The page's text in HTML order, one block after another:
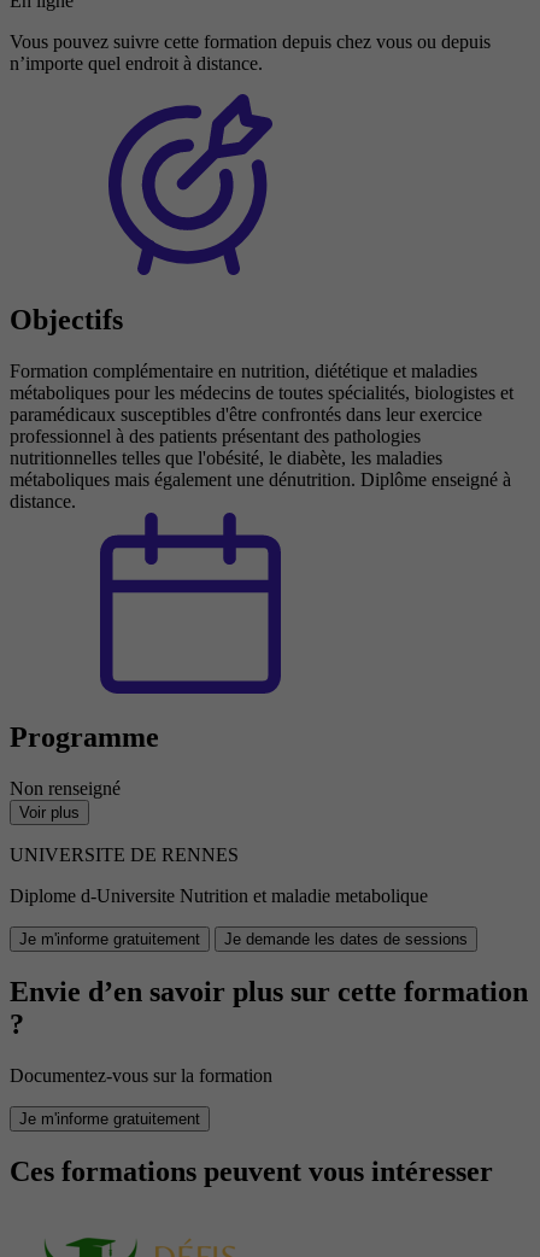
Vous pouvez suivre cette formation depuis chez vous ou depuis
n’importe quel endroit à distance.
Objectifs
Formation complémentaire en nutrition, diététique et maladies
métaboliques pour les médecins de toutes spécialités, biologistes et
paramédicaux susceptibles d'être confrontés dans leur exercice
professionnel à des patients présentant des pathologies
nutritionnelles telles que l'obésité, le diabète, les maladies
métaboliques mais également une dénutrition. Diplôme enseigné à
distance.
Programme
Non renseigné
Voir plus
UNIVERSITE DE RENNES
Diplome d-Universite Nutrition et maladie metabolique
Je m'informe gratuitement Je demande les dates de sessions
Envie d’en savoir plus sur cette formation
?
Documentez-vous sur la formation
Je m'informe gratuitement
Ces formations peuvent vous intéresser